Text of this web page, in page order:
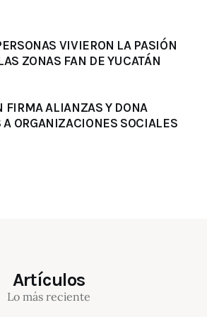
VIVIERON LA PASIÓN
ZONAS FAN DE YUCATÁN
FIRMA ALIANZAS Y DONA
A ORGANIZACIONES SOCIALES
Artículos
Lo más reciente